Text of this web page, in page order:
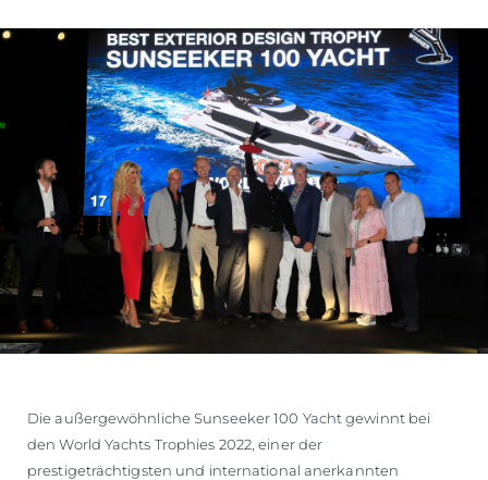
Die außergewöhnliche Sunseeker 100 Yacht gewinnt bei
den World Yachts Trophies 2022, einer der
prestigeträchtigsten und international anerkannten